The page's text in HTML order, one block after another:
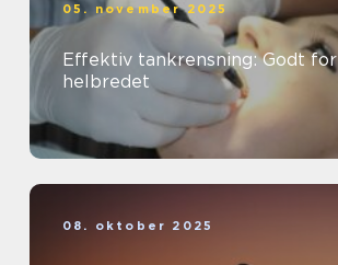
05. november 2025
Effektiv tankrensning: Godt for
helbredet
08. oktober 2025